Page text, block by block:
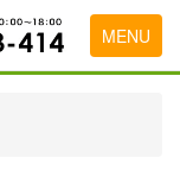
MENU